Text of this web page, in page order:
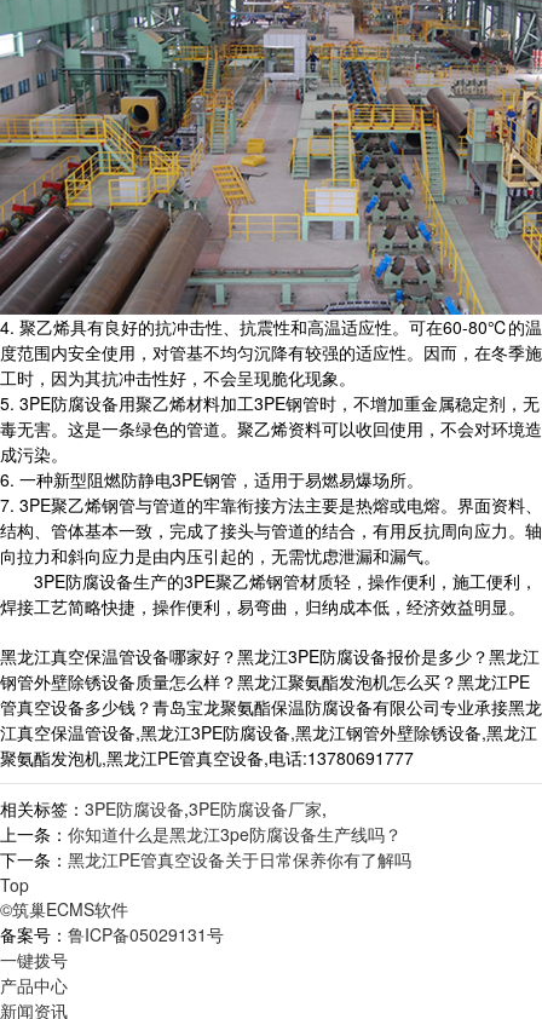
4. 聚乙烯具有良好的抗冲击性、抗震性和高温适应性。可在60-80℃的温
度范围内安全使用，对管基不均匀沉降有较强的适应性。因而，在冬季施
工时，因为其抗冲击性好，不会呈现脆化现象。
5. 3PE防腐设备用聚乙烯材料加工3PE钢管时，不增加重金属稳定剂，无
毒无害。这是一条绿色的管道。聚乙烯资料可以收回使用，不会对环境造
成污染。
6. 一种新型阻燃防静电3PE钢管，适用于易燃易爆场所。
7. 3PE聚乙烯钢管与管道的牢靠衔接方法主要是热熔或电熔。界面资料、
结构、管体基本一致，完成了接头与管道的结合，有用反抗周向应力。轴
向拉力和斜向应力是由内压引起的，无需忧虑泄漏和漏气。
3PE防腐设备生产的3PE聚乙烯钢管材质轻，操作便利，施工便利，
焊接工艺简略快捷，操作便利，易弯曲，归纳成本低，经济效益明显。
黑龙江真空保温管设备哪家好？黑龙江3PE防腐设备报价是多少？黑龙江
钢管外壁除锈设备质量怎么样？黑龙江聚氨酯发泡机怎么买？黑龙江PE
管真空设备多少钱？青岛宝龙聚氨酯保温防腐设备有限公司专业承接黑龙
江真空保温管设备,黑龙江3PE防腐设备,黑龙江钢管外壁除锈设备,黑龙江
聚氨酯发泡机,黑龙江PE管真空设备,电话:13780691777
相关标签： 3PE防腐设备,3PE防腐设备厂家,
上一条： 你知道什么是黑龙江3pe防腐设备生产线吗？
下一条： 黑龙江PE管真空设备关于日常保养你有了解吗
Top
©筑巢ECMS软件
备案号： 鲁ICP备05029131号
一键拨号
产品中心
新闻资讯